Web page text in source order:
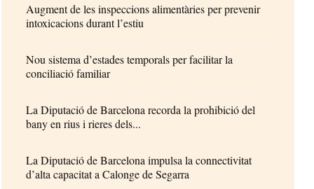
Augment de les inspeccions alimentàries per prevenir
intoxicacions durant l’estiu
Nou sistema d’estades temporals per facilitar la
conciliació familiar
La Diputació de Barcelona recorda la prohibició del
bany en rius i rieres dels...
La Diputació de Barcelona impulsa la connectivitat
d’alta capacitat a Calonge de Segarra